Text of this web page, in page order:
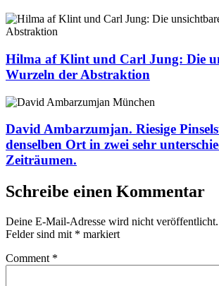
Hilma af Klint und Carl Jung: Die
Wurzeln der Abstraktion
David Ambarzumjan. Riesige
denselben Ort in zwei sehr
Zeiträumen.
Schreibe einen Kommentar
Deine E-Mail-Adresse wird nicht veröffentlicht.
Felder sind mit * markiert
Comment *